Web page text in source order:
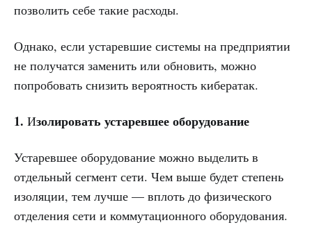
позволить себе такие расходы.
Однако, если устаревшие системы на предприятии
не получатся заменить или обновить, можно
попробовать снизить вероятность кибератак.
1. Изолировать устаревшее оборудование
Устаревшее оборудование можно выделить в
отдельный сегмент сети. Чем выше будет степень
изоляции, тем лучше — вплоть до физического
отделения сети и коммутационного оборудования.